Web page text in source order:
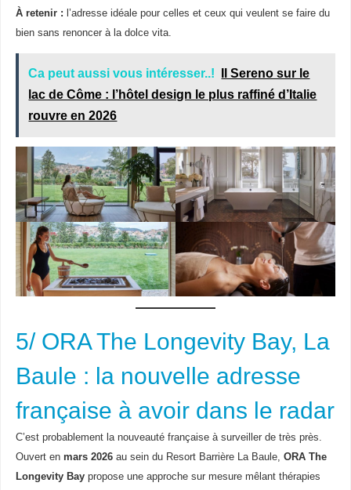
À retenir : l’adresse idéale pour celles et ceux qui veulent se faire du
bien sans renoncer à la dolce vita.
Ca peut aussi vous intéresser..!
Il Sereno sur le
lac de Côme : l’hôtel design le plus raffiné d’Italie
rouvre en 2026
5/ ORA The Longevity Bay, La
Baule : la nouvelle adresse
française à avoir dans le radar
C’est probablement la nouveauté française à surveiller de très près.
Ouvert en mars 2026au sein du Resort Barrière La Baule, ORA The
Longevity Baypropose une approche sur mesure mêlant thérapies